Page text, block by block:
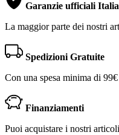
Garanzie ufficiali Italia
La maggior parte dei nostri
Spedizioni Gratuite
Con una spesa minima di 99€
Finanziamenti
Puoi acquistare i nostri